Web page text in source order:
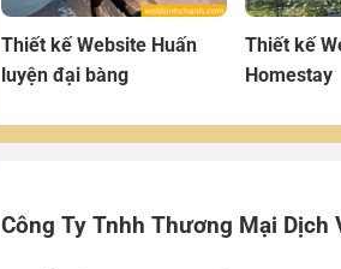
Thiết kế Website Huấn
luyện đại bàng
Thiết kế
Homestay
Công Ty Tnhh Thương Mại Dịch